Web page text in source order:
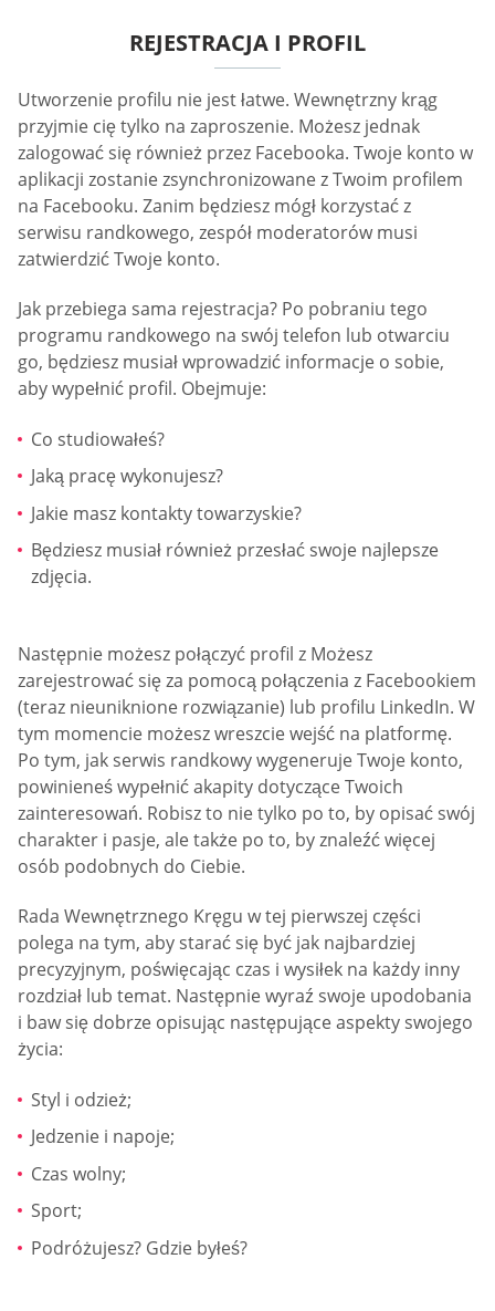
REJESTRACJA I PROFIL
Utworzenie profilu nie jest łatwe. Wewnętrzny krąg
przyjmie cię tylko na zaproszenie. Możesz jednak
zalogować się również przez Facebooka. Twoje konto w
aplikacji zostanie zsynchronizowane z Twoim profilem
na Facebooku. Zanim będziesz mógł korzystać z
serwisu randkowego, zespół moderatorów musi
zatwierdzić Twoje konto.
Jak przebiega sama rejestracja? Po pobraniu tego
programu randkowego na swój telefon lub otwarciu
go, będziesz musiał wprowadzić informacje o sobie,
aby wypełnić profil. Obejmuje:
Co studiowałeś?
Jaką pracę wykonujesz?
Jakie masz kontakty towarzyskie?
Będziesz musiał również przesłać swoje najlepsze
zdjęcia.
Następnie możesz połączyć profil z Możesz
zarejestrować się za pomocą połączenia z Facebookiem
(teraz nieuniknione rozwiązanie) lub profilu LinkedIn. W
tym momencie możesz wreszcie wejść na platformę.
Po tym, jak serwis randkowy wygeneruje Twoje konto,
powinieneś wypełnić akapity dotyczące Twoich
zainteresowań. Robisz to nie tylko po to, by opisać swój
charakter i pasje, ale także po to, by znaleźć więcej
osób podobnych do Ciebie.
Rada Wewnętrznego Kręgu w tej pierwszej części
polega na tym, aby starać się być jak najbardziej
precyzyjnym, poświęcając czas i wysiłek na każdy inny
rozdział lub temat. Następnie wyraź swoje upodobania
i baw się dobrze opisując następujące aspekty swojego
życia:
Styl i odzież;
Jedzenie i napoje;
Czas wolny;
Sport;
Podróżujesz? Gdzie byłeś?